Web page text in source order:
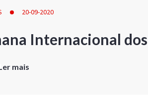
20-09-2020
Internacional
mais